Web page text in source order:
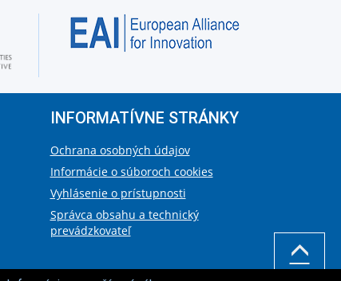
INFORMATÍVNE STRÁNKY
Ochrana osobných údajov
Informácie o súboroch cookies
Vyhlásenie o prístupnosti
Správca obsahu a technický
prevádzkovateľ